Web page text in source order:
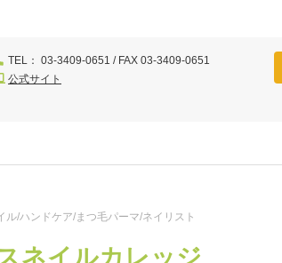
TEL： 03-3409-0651 / FAX 03-3409-0651
公式サイト
ル/ハンドケア/まつ毛パーマ/ネイリスト
ネイルカレッジ